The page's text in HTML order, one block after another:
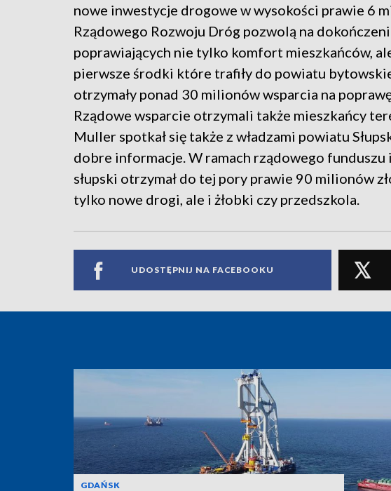
nowe inwestycje drogowe w wysokości prawie 6
Rządowego Rozwoju Dróg pozwolą na
poprawiających nie tylko komfort mieszkańców,
pierwsze środki które trafiły do powiatu
otrzymały ponad 30 milionów wsparcia na
Rządowe wsparcie otrzymali także mieszkańcy
Muller spotkał się także z władzami powiatu
dobre informacje. W ramach rządowego
słupski otrzymał do tej pory prawie 90 milionów
tylko nowe drogi, ale i żłobki czy przedszkola.
UDOSTĘPNIJ NA FACEBOOKU
GDAŃSK